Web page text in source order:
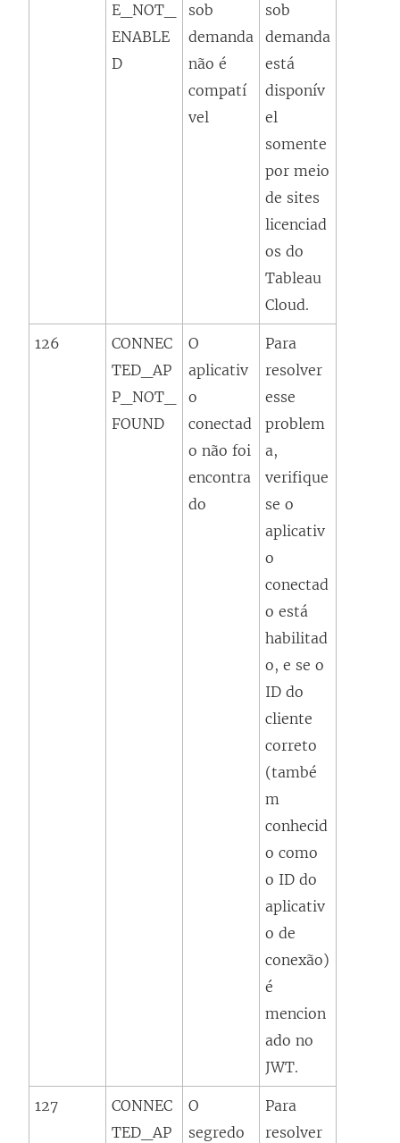
E_NOT_
ENABLE
D
sob
demanda
não é
compatí
vel
sob
demanda
está
disponív
el
somente
por meio
de sites
licenciad
os do
Tableau
Cloud.
126
CONNEC
TED_AP
P_NOT_
FOUND
O
aplicativ
o
conectad
o não foi
encontra
do
Para
resolver
esse
problem
a,
verifique
se o
aplicativ
o
conectad
o está
habilitad
o, e se o
ID do
cliente
correto
(també
m
conhecid
o como
o ID do
aplicativ
o de
conexão)
é
mencion
ado no
JWT.
127
CONNEC
TED_AP
O
segredo
Para
resolver